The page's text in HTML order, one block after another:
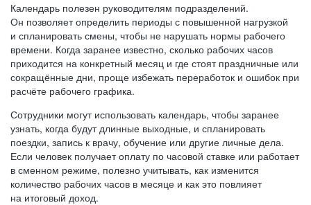
Календарь полезен руководителям подразделений.
Он позволяет определить периоды с повышенной нагрузкой
и спланировать смены, чтобы не нарушать нормы рабочего
времени. Когда заранее известно, сколько рабочих часов
приходится на конкретный месяц и где стоят праздничные или
сокращённые дни, проще избежать переработок и ошибок при
расчёте рабочего графика.
Сотрудники могут использовать календарь, чтобы заранее
узнать, когда будут длинные выходные, и спланировать
поездки, запись к врачу, обучение или другие личные дела.
Если человек получает оплату по часовой ставке или работает
в сменном режиме, полезно учитывать, как изменится
количество рабочих часов в месяце и как это повлияет
на итоговый доход.